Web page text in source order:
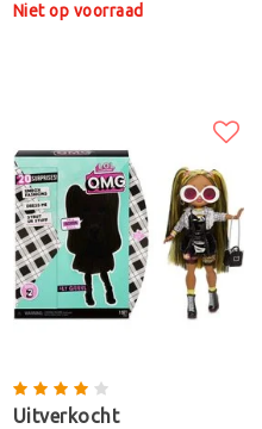
Niet op voorraad
Uitverkocht